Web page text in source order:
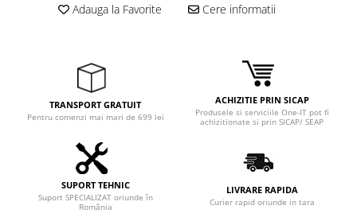
Periferice PC
Casti
Componente PC
Adauga la Favorite Cere informatii
TRANSPORT GRATUIT
Pentru comenzi mai mari de 699 lei
ACHIZITIE PRIN SICAP
Produsele si serviciile One-IT pot fi
achizitionate si prin SICAP/ SEAP
SUPORT TEHNIC
Suport SPECIALIZAT oriunde în
România
LIVRARE RAPIDA
Curier rapid oriunde in tara